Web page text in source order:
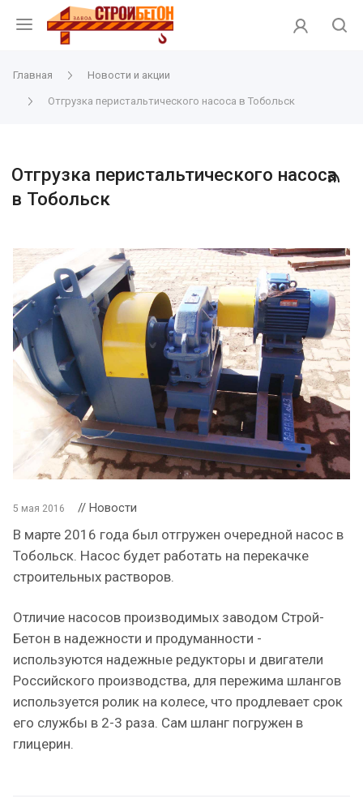
Главная Новости и акции
Отгрузка перистальтического насоса в Тобольск
Отгрузка перистальтического насоса
в Тобольск
5 мая 2016 // Новости
В марте 2016 года был отгружен очередной насос в
Тобольск. Насос будет работать на перекачке
строительных растворов.
Отличие насосов производимых заводом Строй-
Бетон в надежности и продуманности -
используются надежные редукторы и двигатели
Российского производства, для пережима шлангов
используется ролик на колесе, что продлевает срок
его службы в 2-3 раза. Сам шланг погружен в
глицерин.